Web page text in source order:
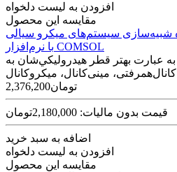
افزودن به لیست دلخواه
مقایسه این محصول
شبیه‌سازی سیستم‌های میکرو سیالی
با نرم‌افزار COMSOL
به عبارت بهتر قطر هيدروليكي‌شان به
2,376,200تومان
قیمت بدون مالیات: 2,180,000تومان
اضافه به سبد خرید
افزودن به لیست دلخواه
مقایسه این محصول